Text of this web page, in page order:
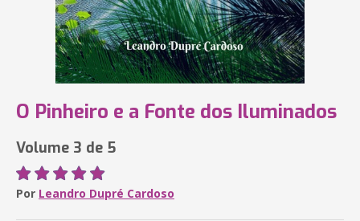
O Pinheiro e a Fonte dos Iluminados
Volume 3 de 5
Por Leandro Dupré Cardoso